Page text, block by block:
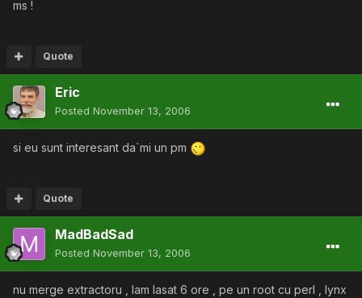
ms !
Quote
Eric
Posted November 13, 2006
si eu sunt interesant da`mi un pm
Quote
MadBadSad
Posted November 13, 2006
nu merge extractoru , lam lasat 6 ore , pe un root cu perl , lynx